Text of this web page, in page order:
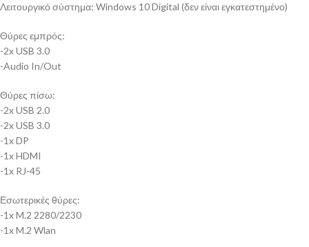
Λειτουργικό σύστημα: Windows 10 Digital (δεν είναι εγκατεστημένο)
Θύρες εμπρός:
-2x USB 3.0
-Audio In/Out
Θύρες πίσω:
-2x USB 2.0
-2x USB 3.0
-1x DP
-1x HDMI
-1x RJ-45
Εσωτερικές θύρες:
-1x M.2 2280/2230
-1x M.2 Wlan